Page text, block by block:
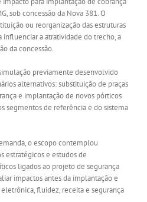
sob concessão da Nova 381. O
ou reorganização das estruturas
a atratividade do trecho, a
da concessão.
previamente desenvolvido
alternativos: substituição de praças
e implantação de novos pórticos
segmentos de referência e do sistema
o escopo contemplou
estratégicos e estudos de
ligados ao projeto de segurança
impactos antes da implantação e
fluidez, receita e segurança